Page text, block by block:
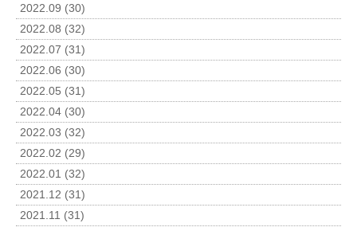
2022.09 (30)
2022.08 (32)
2022.07 (31)
2022.06 (30)
2022.05 (31)
2022.04 (30)
2022.03 (32)
2022.02 (29)
2022.01 (32)
2021.12 (31)
2021.11 (31)